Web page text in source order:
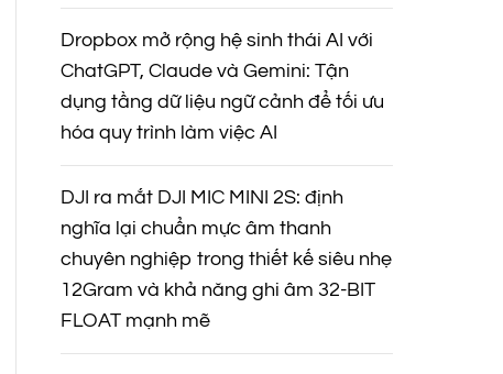
Dropbox mở rộng hệ sinh thái AI với
ChatGPT, Claude và Gemini: Tận
dụng tầng dữ liệu ngữ cảnh để tối ưu
hóa quy trình làm việc AI
DJI ra mắt DJI MIC MINI 2S: định
nghĩa lại chuẩn mực âm thanh
chuyên nghiệp trong thiết kế siêu nhẹ
12Gram và khả năng ghi âm 32-BIT
FLOAT mạnh mẽ